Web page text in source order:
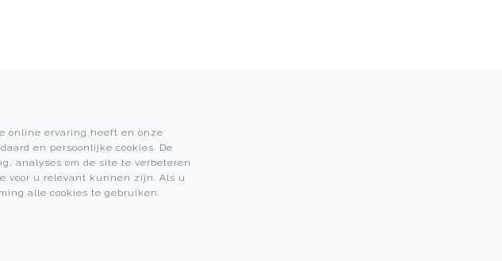
Leon Martens
online ervaring heeft en onze
en persoonlijke cookies. De
analyses om de site te verbeteren
voor u relevant kunnen zijn. Als u
alle cookies te gebruiken.